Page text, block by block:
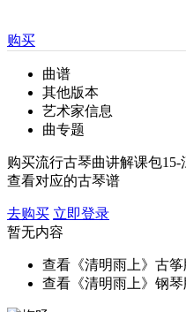
购买
曲谱
其他版本
艺术家信息
曲专题
购买流行古琴曲讲解课包
查看对应的古琴谱
去购买 立即登录
暂无内容
查看《清明雨上》古筝
查看《清明雨上》钢琴